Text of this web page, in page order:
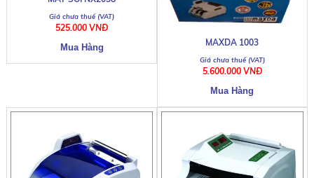
525.000 VNĐ
MAXDA 1003
5.600.000 VNĐ